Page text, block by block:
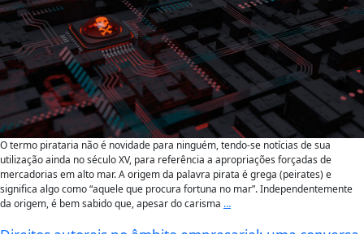
O termo pirataria não é novidade para ninguém, tendo-se notícias de sua
utilização ainda no século XV, para referência a apropriações forçadas de
mercadorias em alto mar. A origem da palavra pirata é grega (peirates) e
significa algo como “aquele que procura fortuna no mar”. Independentemente
da origem, é bem sabido que, apesar do carisma …